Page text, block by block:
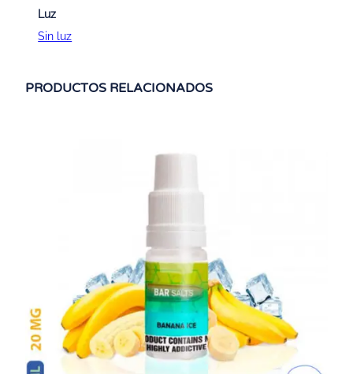
Luz
Sin luz
PRODUCTOS RELACIONADOS